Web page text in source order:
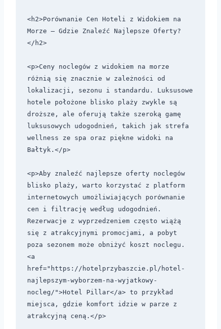
<h2>Porównanie Cen Hoteli z Widokiem na
Morze – Gdzie Znaleźć Najlepsze Oferty?
</h2>
<p>Ceny noclegów z widokiem na morze
różnią się znacznie w zależności od
lokalizacji, sezonu i standardu. Luksusowe
hotele położone blisko plaży zwykle są
droższe, ale oferują także szeroką gamę
luksusowych udogodnień, takich jak strefa
wellness ze spa oraz piękne widoki na
Bałtyk.</p>
<p>Aby znaleźć najlepsze oferty noclegów
blisko plaży, warto korzystać z platform
internetowych umożliwiających porównanie
cen i filtrację według udogodnień.
Rezerwacje z wyprzedzeniem często wiążą
się z atrakcyjnymi promocjami, a pobyt
poza sezonem może obniżyć koszt noclegu.
<a
href="https://hotelprzybaszcie.pl/hotel-
najlepszym-wyborzem-na-wyjatkowy-
nocleg/">Hotel Pillar</a> to przykład
miejsca, gdzie komfort idzie w parze z
atrakcyjną ceną.</p>